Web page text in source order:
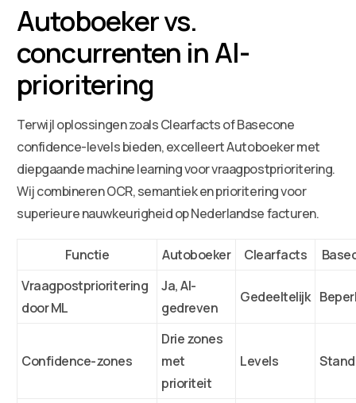
Autoboeker vs.
concurrenten in AI-
prioritering
Terwijl oplossingen zoals Clearfacts of Basecone
confidence-levels bieden, excelleert Autoboeker met
diepgaande machine learning voor vraagpostprioritering.
Wij combineren OCR, semantiek en prioritering voor
superieure nauwkeurigheid op Nederlandse facturen.
Functie Autoboeker Clearfacts
Vraagpostprioritering
door ML
Ja, AI-
gedreven
Gedeeltelijk
Confidence-zones
Drie zones
met
prioriteit
Levels